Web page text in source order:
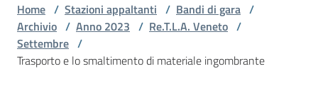
Accesso
civico
Home / Stazioni appaltanti / Bandi di gara /
Archivio / Anno 2023 / Re.T.L.A. Veneto /
Settembre /
Trasporto e lo smaltimento di materiale ingombrante